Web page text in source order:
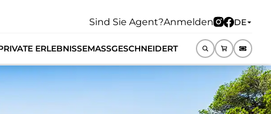
Sind Sie Agent?Anmelden DE
ERLEBNISSEMASSGESCHNEIDERT DE